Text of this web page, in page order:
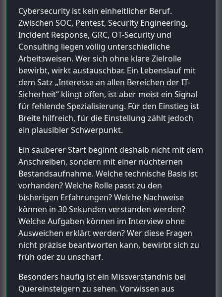
Cybersecurity ist kein einheitlicher Beruf.
Zwischen SOC, Pentest, Security Engineering,
Incident Response, GRC, OT-Security und
Consulting liegen völlig unterschiedliche
Arbeitsweisen. Wer sich ohne klare Zielrolle
bewirbt, wirkt austauschbar. Ein Lebenslauf mit
dem Satz „Interesse an allen Bereichen der IT-
Sicherheit“ klingt offen, ist aber meist ein Signal
für fehlende Spezialisierung. Für den Einstieg ist
Breite hilfreich, für die Einstellung zählt jedoch
ein plausibler Schwerpunkt.
Ein sauberer Start beginnt deshalb nicht mit dem
Anschreiben, sondern mit einer nüchternen
Bestandsaufnahme. Welche technische Basis ist
vorhanden? Welche Rolle passt zu den
bisherigen Erfahrungen? Welche Nachweise
können in 30 Sekunden verstanden werden?
Welche Aufgaben können im Interview ohne
Ausweichen erklärt werden? Wer diese Fragen
nicht präzise beantworten kann, bewirbt sich zu
früh oder zu unscharf.
Besonders häufig ist ein Missverständnis bei
Quereinsteigern zu sehen. Vorwissen aus